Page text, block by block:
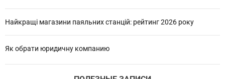
Найкращі магазини паяльних станцій: рейтинг 2026 року
Як обрати юридичну компанию